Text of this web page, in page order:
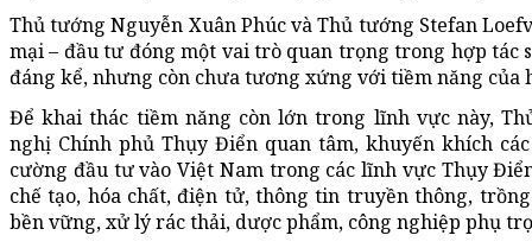
Thủ tướng Nguyễn Xuân Phúc và Thủ tướng Stefan
mại – đầu tư đóng một vai trò quan trọng trong hợp tác
đáng kể, nhưng còn chưa tương xứng với tiềm năng của
Để khai thác tiềm năng còn lớn trong lĩnh vực này,
nghị Chính phủ Thụy Điển quan tâm, khuyến khích
cường đầu tư vào Việt Nam trong các lĩnh vực Thụy
chế tạo, hóa chất, điện tử, thông tin truyền thông,
bền vững, xử lý rác thải, dược phẩm, công nghiệp phụ